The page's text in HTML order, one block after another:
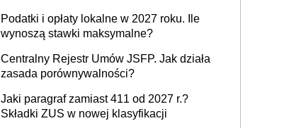
Podatki i opłaty lokalne w 2027 roku. Ile
wynoszą stawki maksymalne?
Centralny Rejestr Umów JSFP. Jak działa
zasada porównywalności?
Jaki paragraf zamiast 411 od 2027 r.?
Składki ZUS w nowej klasyfikacji